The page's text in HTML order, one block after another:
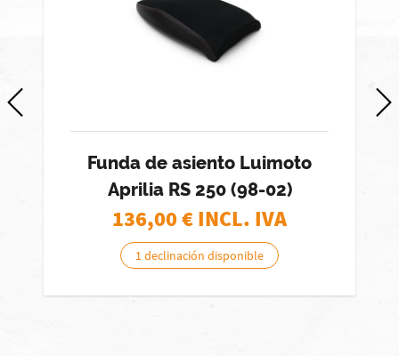
Funda de asiento Luimoto
Aprilia RS 250 (98-02)
136,00€ INCL. IVA
1 declinación disponible